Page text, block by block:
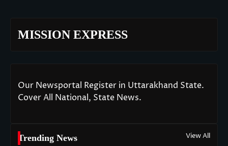
MISSION EXPRESS
Our Newsportal Register in Uttarakhand State.
Cover All National, State News.
Trending News View All